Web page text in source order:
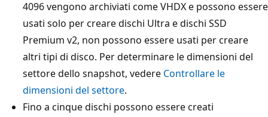
4096 vengono archiviati come VHDX e possono essere
usati solo per creare dischi Ultra e dischi SSD
Premium v2, non possono essere usati per creare
altri tipi di disco. Per determinare le dimensioni del
settore dello snapshot, vedere Controllare le
dimensioni del settore.
Fino a cinque dischi possono essere creati